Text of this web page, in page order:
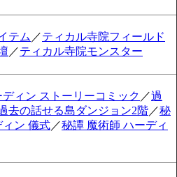
テム ／ティカル寺院フィールド
／ティカル寺院モンスター
ィン ストーリーコミック ／過
去の話せる島ダンジョン2階／秘
ン 儀式／秘譚 魔術師 ハーディ